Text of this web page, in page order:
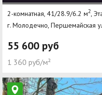
2-комнатная, 41/28.9/6.2 м2 ,
г. Молодечно, Першемайская
55 600 руб
1 360 руб/м²